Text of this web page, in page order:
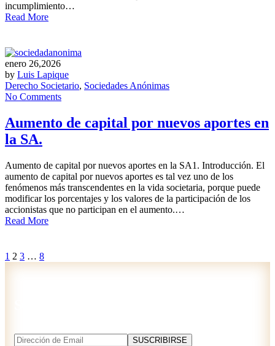
incumplimiento…
Read More
enero 26,2026
by Luis Lapique
Derecho Societario, Sociedades Anónimas
No Comments
Aumento de capital por nuevos aportes en
la SA.
Aumento de capital por nuevos aportes en la SA1. Introducción. El
aumento de capital por nuevos aportes es tal vez uno de los
fenómenos más transcendentes en la vida societaria, porque puede
modificar los porcentajes y los valores de la participación de los
accionistas que no participan en el aumento.…
Read More
1 2 3 … 8